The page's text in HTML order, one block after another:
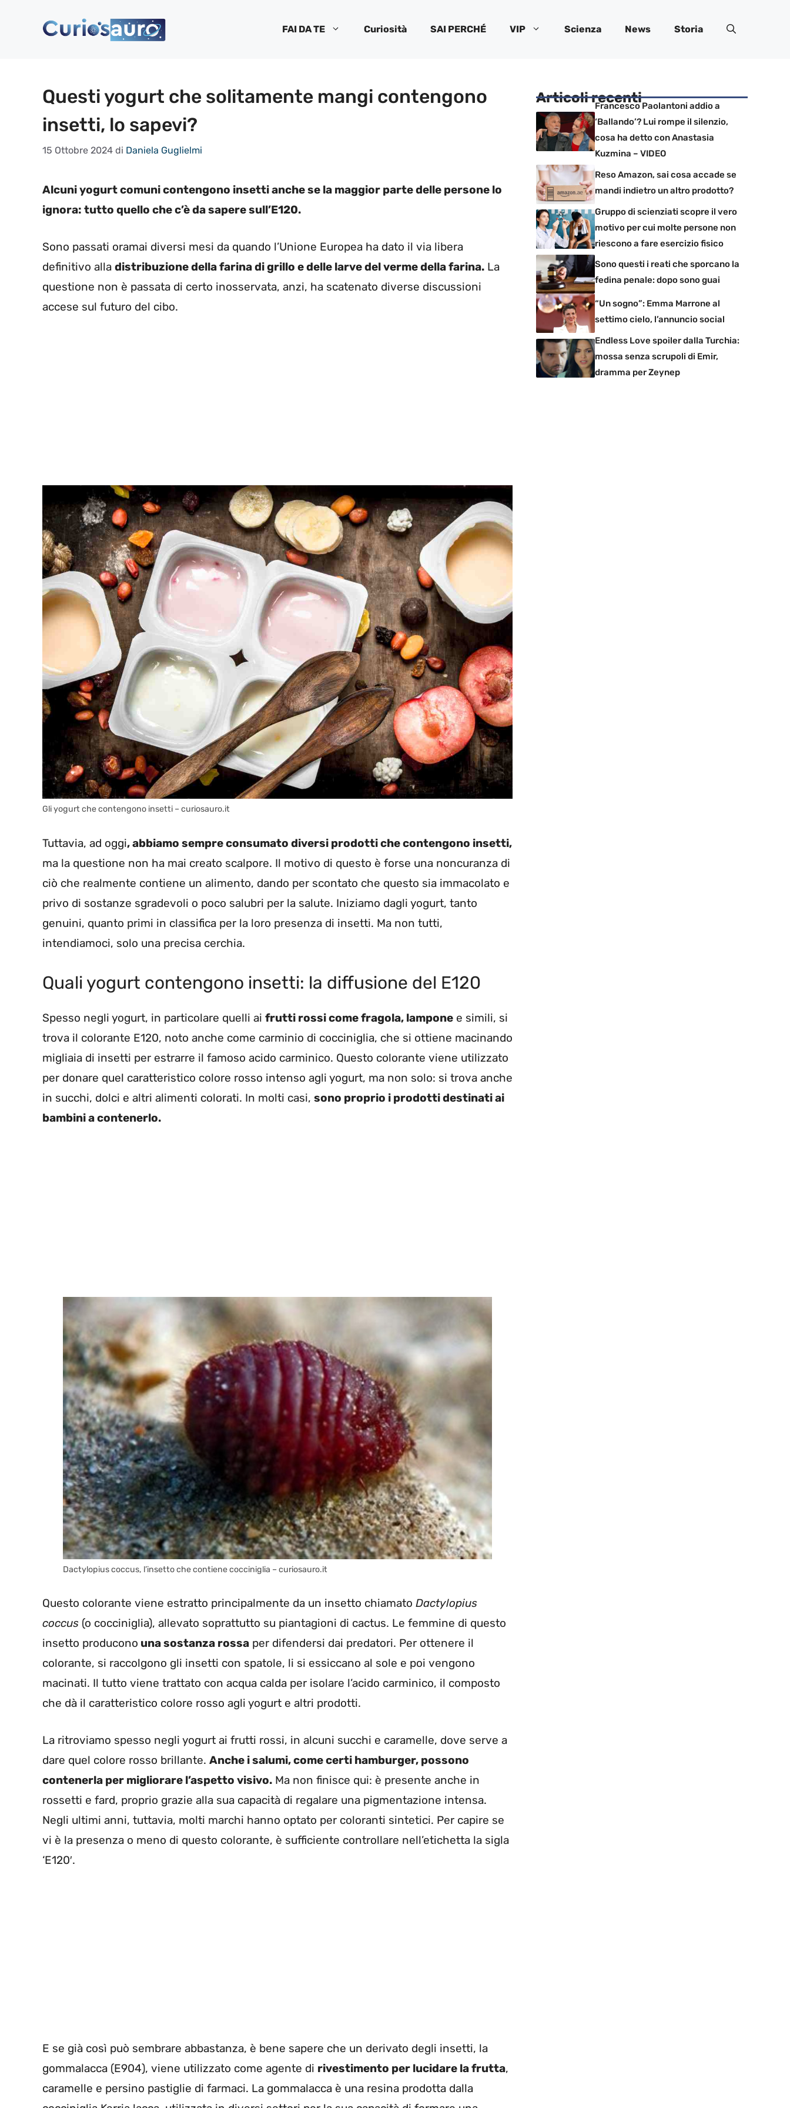
FAI DA TE Curiosità SAI PERCHÉ VIP Scienza News Storia
Questi yogurt che solitamente mangi contengono
insetti, lo sapevi?
15 Ottobre 2024 di Daniela Guglielmi
Alcuni yogurt comuni contengono insetti anche se la maggior parte delle persone lo
ignora: tutto quello che c’è da sapere sull’E120.
Sono passati oramai diversi mesi da quando l’Unione Europea ha dato il via libera
definitivo alla distribuzione della farina di grillo e delle larve del verme della farina. La
questione non è passata di certo inosservata, anzi, ha scatenato diverse discussioni
accese sul futuro del cibo.
Gli yogurt che contengono insetti – curiosauro.it
Tuttavia, ad oggi, abbiamo sempre consumato diversi prodotti che contengono insetti,
ma la questione non ha mai creato scalpore. Il motivo di questo è forse una noncuranza di
ciò che realmente contiene un alimento, dando per scontato che questo sia immacolato e
privo di sostanze sgradevoli o poco salubri per la salute. Iniziamo dagli yogurt, tanto
genuini, quanto primi in classifica per la loro presenza di insetti. Ma non tutti,
intendiamoci, solo una precisa cerchia.
Quali yogurt contengono insetti: la diffusione del E120
Spesso negli yogurt, in particolare quelli ai frutti rossi come fragola, lampone e simili, si
trova il colorante E120, noto anche come carminio di cocciniglia, che si ottiene macinando
migliaia di insetti per estrarre il famoso acido carminico. Questo colorante viene utilizzato
per donare quel caratteristico colore rosso intenso agli yogurt, ma non solo: si trova anche
in succhi, dolci e altri alimenti colorati. In molti casi, sono proprio i prodotti destinati ai
bambini a contenerlo.
Dactylopius coccus, l’insetto che contiene cocciniglia – curiosauro.it
Questo colorante viene estratto principalmente da un insetto chiamato Dactylopius
coccus (o cocciniglia), allevato soprattutto su piantagioni di cactus. Le femmine di questo
insetto producono una sostanza rossa per difendersi dai predatori. Per ottenere il
colorante, si raccolgono gli insetti con spatole, li si essiccano al sole e poi vengono
macinati. Il tutto viene trattato con acqua calda per isolare l’acido carminico, il composto
che dà il caratteristico colore rosso agli yogurt e altri prodotti.
La ritroviamo spesso negli yogurt ai frutti rossi, in alcuni succhi e caramelle, dove serve a
dare quel colore rosso brillante. Anche i salumi, come certi hamburger, possono
contenerla per migliorare l’aspetto visivo. Ma non finisce qui: è presente anche in
rossetti e fard, proprio grazie alla sua capacità di regalare una pigmentazione intensa.
Negli ultimi anni, tuttavia, molti marchi hanno optato per coloranti sintetici. Per capire se
vi è la presenza o meno di questo colorante, è sufficiente controllare nell’etichetta la sigla
‘E120′.
E se già così può sembrare abbastanza, è bene sapere che un derivato degli insetti, la
gommalacca (E904), viene utilizzato come agente di rivestimento per lucidare la frutta,
caramelle e persino pastiglie di farmaci. La gommalacca è una resina prodotta dalla
Articoli recentiFrancesco Paolantoni addio a
‘Ballando’? Lui rompe il silenzio,
cosa ha detto con Anastasia
Kuzmina – VIDEO
Reso Amazon, sai cosa accade se
mandi indietro un altro prodotto?
Gruppo di scienziati scopre il vero
motivo per cui molte persone non
riescono a fare esercizio fisico
Sono questi i reati che sporcano la
fedina penale: dopo sono guai
“Un sogno”: Emma Marrone al
settimo cielo, l’annuncio social
Endless Love spoiler dalla Turchia:
mossa senza scrupoli di Emir,
dramma per Zeynep